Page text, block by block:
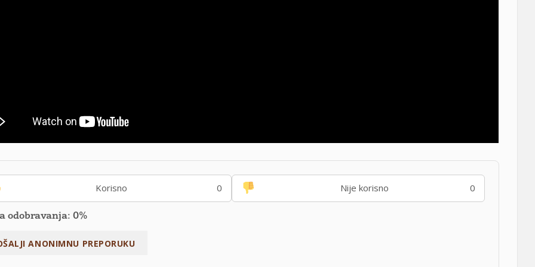
Korisno 0 Nije korisno 0
odobravanja: 0%